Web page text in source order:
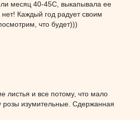
месяц 40-45С, выкапывала ее
Каждый год радует своим
что будет)))
листья и все потому, что мало
розы изумительные. Сдержанная